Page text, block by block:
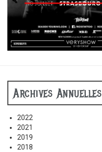
Archives Annuelles
2022
2021
2019
2018